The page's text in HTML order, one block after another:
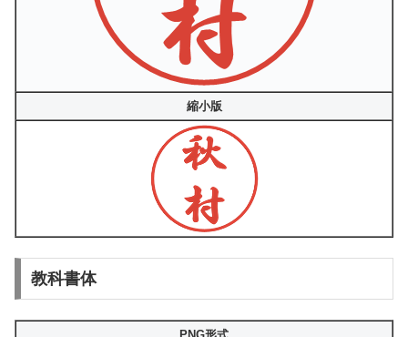
縮小版
教科書体